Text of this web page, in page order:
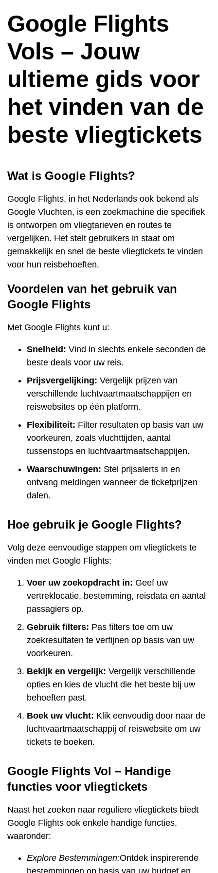
Google Flights
Vols – Jouw
ultieme gids voor
het vinden van de
beste vliegtickets
Wat is Google Flights?
Google Flights, in het Nederlands ook bekend als
Google Vluchten, is een zoekmachine die specifiek
is ontworpen om vliegtarieven en routes te
vergelijken. Het stelt gebruikers in staat om
gemakkelijk en snel de beste vliegtickets te vinden
voor hun reisbehoeften.
Voordelen van het gebruik van
Google Flights
Met Google Flights kunt u:
Snelheid: Vind in slechts enkele seconden de
beste deals voor uw reis.
Prijsvergelijking: Vergelijk prijzen van
verschillende luchtvaartmaatschappijen en
reiswebsites op één platform.
Flexibiliteit: Filter resultaten op basis van uw
voorkeuren, zoals vluchttijden, aantal
tussenstops en luchtvaartmaatschappijen.
Waarschuwingen: Stel prijsalerts in en
ontvang meldingen wanneer de ticketprijzen
dalen.
Hoe gebruik je Google Flights?
Volg deze eenvoudige stappen om vliegtickets te
vinden met Google Flights:
Voer uw zoekopdracht in: Geef uw
vertreklocatie, bestemming, reisdata en aantal
passagiers op.
Gebruik filters: Pas filters toe om uw
zoekresultaten te verfijnen op basis van uw
voorkeuren.
Bekijk en vergelijk: Vergelijk verschillende
opties en kies de vlucht die het beste bij uw
behoeften past.
Boek uw vlucht: Klik eenvoudig door naar de
luchtvaartmaatschappij of reiswebsite om uw
tickets te boeken.
Google Flights Vol – Handige
functies voor vliegtickets
Naast het zoeken naar reguliere vliegtickets biedt
Google Flights ook enkele handige functies,
waaronder:
Explore Bestemmingen:Ontdek inspirerende
bestemmingen op basis van uw budget en